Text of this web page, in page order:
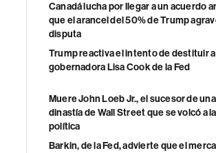
Canadá lucha por llegar a un acuerdo
que el arancel del 50% de Trump
disputa
Trump reactiva el intento de destituir a
gobernadora Lisa Cook de la Fed
Muere John Loeb Jr., el sucesor de una
dinastía de Wall Street que se volcó a la
política
Barkin, de la Fed, advierte que el